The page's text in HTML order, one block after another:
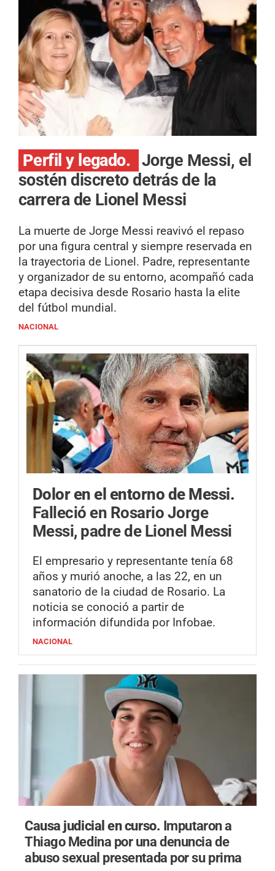
Perfil y legado. Jorge Messi, el
sostén discreto detrás de la
carrera de Lionel Messi
La muerte de Jorge Messi reavivó el repaso
por una figura central y siempre reservada en
la trayectoria de Lionel. Padre, representante
y organizador de su entorno, acompañó cada
etapa decisiva desde Rosario hasta la elite
del fútbol mundial.
NACIONAL
Dolor en el entorno de Messi.
Falleció en Rosario Jorge
Messi, padre de Lionel Messi
El empresario y representante tenía 68
años y murió anoche, a las 22, en un
sanatorio de la ciudad de Rosario. La
noticia se conoció a partir de
información difundida por Infobae.
NACIONAL
Causa judicial en curso. Imputaron a
Thiago Medina por una denuncia de
abuso sexual presentada por su prima